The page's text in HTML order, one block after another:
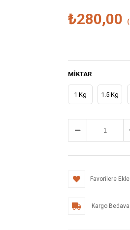
₺280,00
MIKTAR
1 Kg 1.5 Kg
Favorilere Ekle
Kargo Bedava